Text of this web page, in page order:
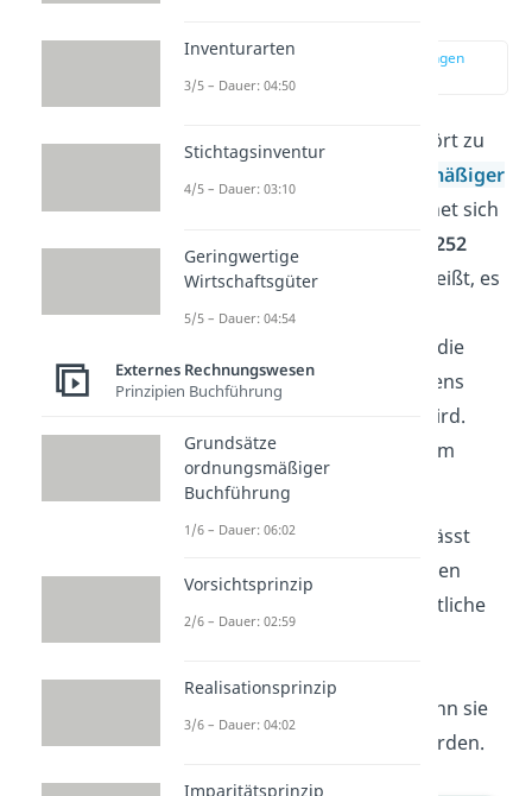
zur Stelle im Video springen
(00:15)
DasRealisationsprinzip
gehört zu
Grundsätzen ordnungsmäßiger
und ordnet sich
dem
Vorsichtsprinzip
§252
Abs. 1 Nr. 4 HGB unter. Das heißt, es
sorgt genau wie das
Vorsichtsprinzip, dafür, dass die
Finanzlage eines Unternehmens
nicht verfälscht dargestellt wird.
Somit dient es gleichzeitig dem
Gläubigerschutz.
Die Aussage dieses Prinzips lässt
sich schon fast aus dem Namen
ableiten. Es besagt, dass sämtliche
bilanziert werden dürfen, wenn sie
auch tatsächlich realisiert wurden.
Inventurarten
3/5 – Dauer: 04:50
Stichtagsinventur
4/5 – Dauer: 03:10
Geringwertige
Wirtschaftsgüter
5/5 – Dauer: 04:54
Externes Rechnungswesen
Prinzipien Buchführung
Grundsätze
ordnungsmäßiger
Buchführung
1/6 – Dauer: 06:02
Vorsichtsprinzip
2/6 – Dauer: 02:59
Realisationsprinzip
3/6 – Dauer: 04:02
Imparitätsprinzip